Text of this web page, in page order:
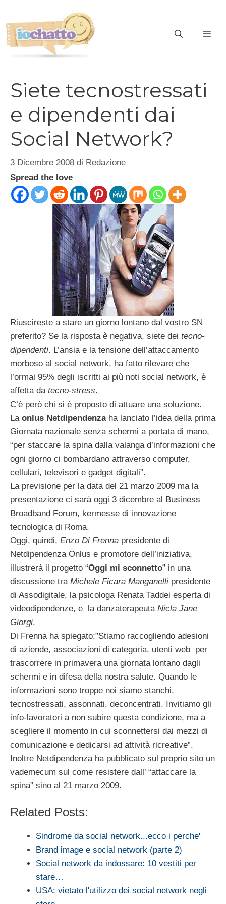
contenuto
Siete tecnostressati
e dipendenti dai
Social Network?
3 Dicembre 2008 di Redazione
Spread the love
Riuscireste a stare un giorno lontano dal vostro SN
preferito? Se la risposta è negativa, siete dei tecno-
dipendenti. L’ansia e la tensione dell’attaccamento
morboso al social network, ha fatto rilevare che
l’ormai 95% degli iscritti ai più noti social network, è
affetta da tecno-stress.
C’è però chi si è proposto di attuare una soluzione.
La onlus Netdipendenzaha lanciato l’idea della prima
Giornata nazionale senza schermi a portata di mano,
“per staccare la spina dalla valanga d’informazioni che
ogni giorno ci bombardano attraverso computer,
cellulari, televisori e gadget digitali”.
La previsione per la data del 21 marzo 2009 ma la
presentazione ci sarà oggi 3 dicembre al Business
Broadband Forum, kermesse di innovazione
tecnologica di Roma.
Oggi, quindi, Enzo Di Frenna presidente di
Netdipendenza Onlus e promotore dell’iniziativa,
illustrerà il progetto “Oggi mi sconnetto” in una
discussione tra Michele Ficara Manganelli presidente
di Assodigitale, la psicologa Renata Taddei esperta di
videodipendenze, e la danzaterapeuta Nicla Jane
Giorgi.
Di Frenna ha spiegato:”Stiamo raccogliendo adesioni
di aziende, associazioni di categoria, utenti web per
trascorrere in primavera una giornata lontano dagli
schermi e in difesa della nostra salute. Quando le
informazioni sono troppe noi siamo stanchi,
tecnostressati, assonnati, deconcentrati. Invitiamo gli
info-lavoratori a non subire questa condizione, ma a
scegliere il momento in cui sconnettersi dai mezzi di
comunicazione e dedicarsi ad attività ricreative”.
Inoltre Netdipendenza ha pubblicato sul proprio sito un
vademecum sul come resistere dall’ “attaccare la
spina” sino al 21 marzo 2009.
Related Posts:
Sindrome da social network...ecco i perche'
Brand image e social network (parte 2)
Social network da indossare: 10 vestiti per
stare…
USA: vietato l'utilizzo dei social network negli